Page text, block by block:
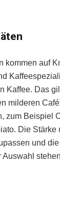
kommen auf
Kaffee. Das
milderen
zum Beispiel
Die Stärke
und
Auswahl